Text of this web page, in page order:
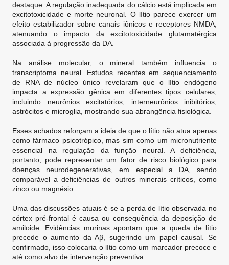
destaque. A regulação inadequada do cálcio está implicada em
excitotoxicidade e morte neuronal. O lítio parece exercer um
efeito estabilizador sobre canais iônicos e receptores NMDA,
atenuando o impacto da excitotoxicidade glutamatérgica
associada à progressão da DA.
Na análise molecular, o mineral também influencia o
transcriptoma neural. Estudos recentes em sequenciamento
de RNA de núcleo único revelaram que o lítio endógeno
impacta a expressão gênica em diferentes tipos celulares,
incluindo neurônios excitatórios, interneurônios inibitórios,
astrócitos e microglia, mostrando sua abrangência fisiológica.
Esses achados reforçam a ideia de que o lítio não atua apenas
como fármaco psicotrópico, mas sim como um micronutriente
essencial na regulação da função neural. A deficiência,
portanto, pode representar um fator de risco biológico para
doenças neurodegenerativas, em especial a DA, sendo
comparável a deficiências de outros minerais críticos, como
zinco ou magnésio.
Uma das discussões atuais é se a perda de lítio observada no
córtex pré-frontal é causa ou consequência da deposição de
amiloide. Evidências murinas apontam que a queda de lítio
precede o aumento da Aβ, sugerindo um papel causal. Se
confirmado, isso colocaria o lítio como um marcador precoce e
até como alvo de intervenção preventiva.